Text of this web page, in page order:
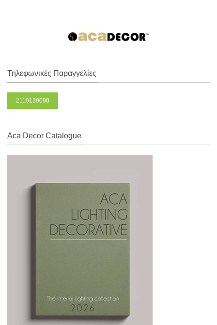
Τηλεφωνικές Παραγγελίες
2110139090
Aca Decor Catalogue